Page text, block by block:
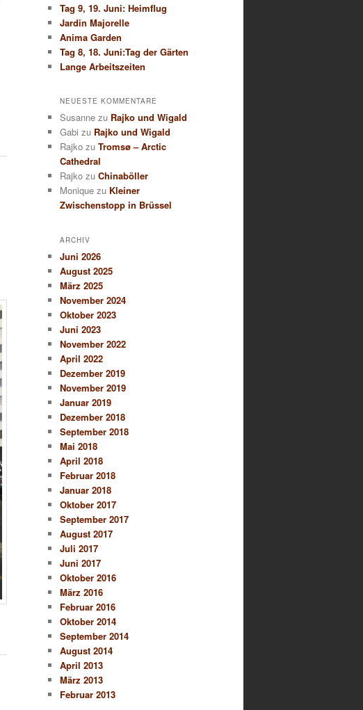
n
Tag 9, 19. Juni: Heimflug
Jardin Majorelle
Anima Garden
Tag 8, 18. Juni:Tag der Gärten
Lange Arbeitszeiten
NEUESTE KOMMENTARE
Susanne zu Rajko und Wigald
Gabi zu Rajko und Wigald
Rajko zu Tromsø – Arctic
Cathedral
Rajko zu Chinaböller
Monique zu Kleiner
Zwischenstopp in Brüssel
ARCHIV
Juni 2026
August 2025
März 2025
November 2024
Oktober 2023
Juni 2023
November 2022
April 2022
Dezember 2019
November 2019
Januar 2019
Dezember 2018
September 2018
Mai 2018
April 2018
Februar 2018
Januar 2018
Oktober 2017
September 2017
August 2017
Juli 2017
Juni 2017
Oktober 2016
März 2016
Februar 2016
Oktober 2014
September 2014
August 2014
April 2013
März 2013
Februar 2013